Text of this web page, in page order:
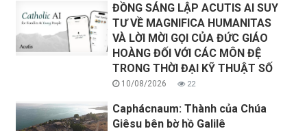
ĐỒNG SÁNG LẬP ACUTIS AI SUY
TƯ VỀ MAGNIFICA HUMANITAS
VÀ LỜI MỜI GỌI CỦA ĐỨC GIÁO
HOÀNG ĐỐI VỚI CÁC MÔN ĐỆ
TRONG THỜI ĐẠI KỸ THUẬT SỐ
10/08/2026 22
Caphácnaum: Thành của Chúa
Giêsu bên bờ hồ Galilê